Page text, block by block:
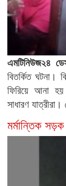
এমটিনিউজ২৪
বিতর্কিত ঘটনা।
ফিরিয়ে আনা
সাধারণ
মর্মান্তিক